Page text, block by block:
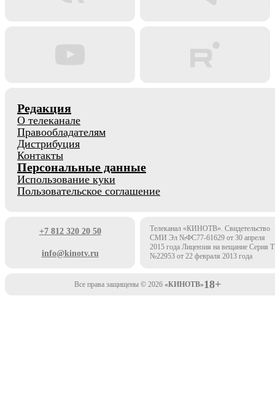
Редакция
О телеканале
Правообладателям
Дистрибуция
Контакты
Персональные данные
Использование куки
Пользовательское соглашение
+7 812 320 20 50
info@kinotv.ru
Телеканал «КИНОТВ». Свидетельство
СМИ Эл №ФС77-61629 от 30 апреля
2015 года Лицензия на вещание Серия
№22953 от 22 февраля 2013 года
Все права защищены © 2026 «КИНОТВ»18+